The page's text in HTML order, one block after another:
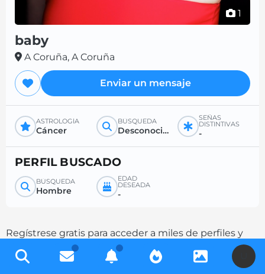
1
baby
A Coruña, A Coruña
Enviar un mensaje
ASTROLOGÍA
Cáncer
BÚSQUEDA
Desconocido
SEÑAS
DISTINTIVAS
-
PERFIL BUSCADO
BÚSQUEDA
Hombre
EDAD
DESEADA
-
Regístrese gratis para acceder a miles de perfiles y
aumente sus posibilidades de contacto
completando su descripción.